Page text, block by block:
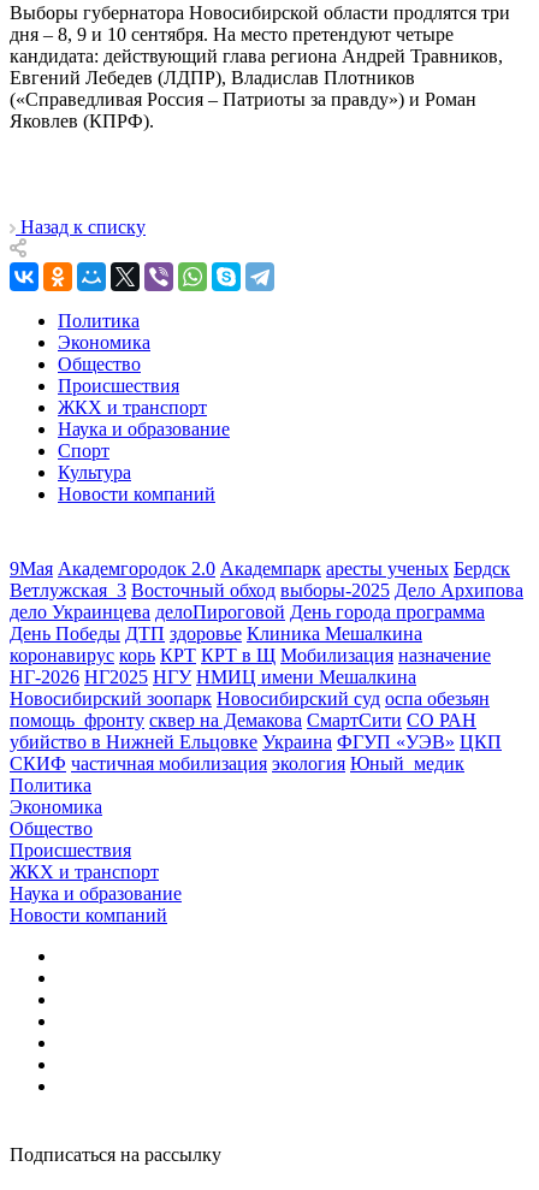
Выборы губернатора Новосибирской области продлятся три
дня – 8, 9 и 10 сентября. На место претендуют четыре
кандидата: действующий глава региона Андрей Травников,
Евгений Лебедев (ЛДПР), Владислав Плотников
(«Справедливая Россия – Патриоты за правду») и Роман
Яковлев (КПРФ).
Назад к списку
Политика
Экономика
Общество
Происшествия
ЖКХ и транспорт
Наука и образование
Спорт
Культура
Новости компаний
9Мая Академгородок 2.0 Академпарк аресты ученых Бердск
Ветлужская_3 Восточный обход выборы-2025 Дело Архипова
дело Украинцева делоПироговой День города программа
День Победы ДТП здоровье Клиника Мешалкина
коронавирус корь КРТ КРТ в Щ Мобилизация назначение
НГ-2026 НГ2025 НГУ НМИЦ имени Мешалкина
Новосибирский зоопарк Новосибирский суд оспа обезьян
помощь_фронту сквер на Демакова СмартСити СО РАН
убийство в Нижней Ельцовке Украина ФГУП «УЭВ» ЦКП
СКИФ частичная мобилизация экология Юный_медик
Политика
Экономика
Общество
Происшествия
ЖКХ и транспорт
Наука и образование
Новости компаний
Подписаться на рассылку